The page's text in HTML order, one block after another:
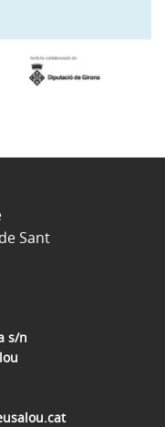
s/n
Sant